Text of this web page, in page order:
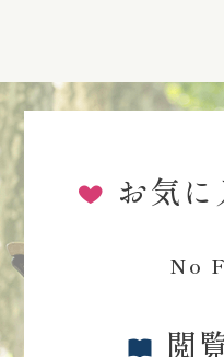
お気
No
閲